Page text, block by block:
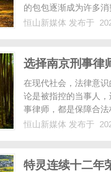
的包包逐渐成为许多
的发行，奢品包包都
恒山新媒体 发布于
选择南京刑事律
在现代社会，法律意
论是被指控的当事人
事律师，都是保障合
市，拥有完善的法律
恒山新媒体 发布于
特灵连续十二年